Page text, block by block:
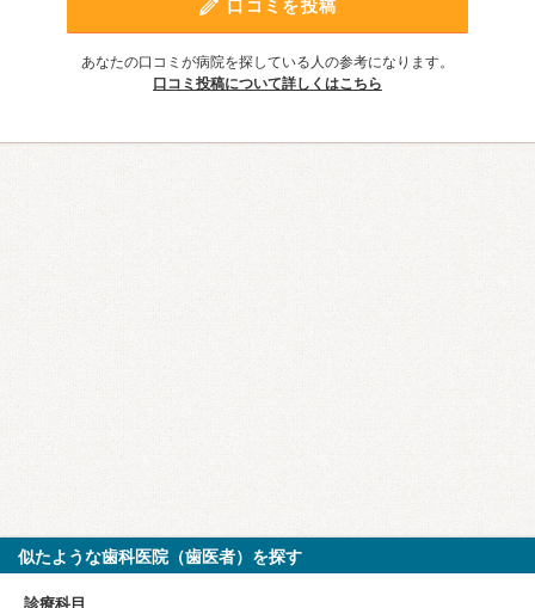
口コミを投稿
あなたの口コミが病院を探している人の参考になります。
口コミ投稿について詳しくはこちら
似たような歯科医院（歯医者）を探す
診療科目